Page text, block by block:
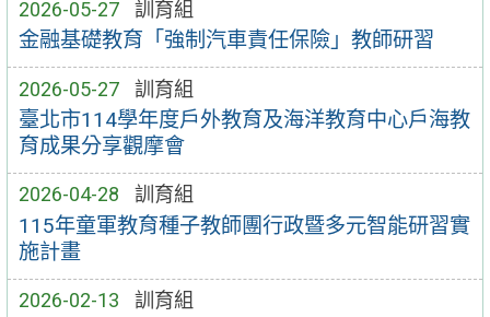
2026-05-27 訓育組
金融基礎教育「強制汽車責任保險」教師研習
2026-05-27 訓育組
臺北市114學年度戶外教育及海洋教育中心戶海教
育成果分享觀摩會
2026-04-28 訓育組
115年童軍教育種子教師團行政暨多元智能研習實
施計畫
2026-02-13 訓育組